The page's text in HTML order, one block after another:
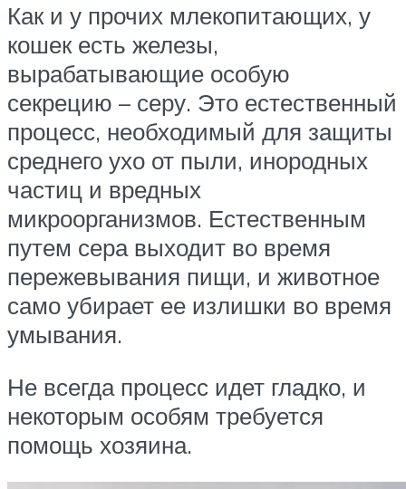
Как и у прочих млекопитающих, у
кошек есть железы,
вырабатывающие особую
секрецию – серу. Это естественный
процесс, необходимый для защиты
среднего ухо от пыли, инородных
частиц и вредных
микроорганизмов. Естественным
путем сера выходит во время
пережевывания пищи, и животное
само убирает ее излишки во время
умывания.
Не всегда процесс идет гладко, и
некоторым особям требуется
помощь хозяина.